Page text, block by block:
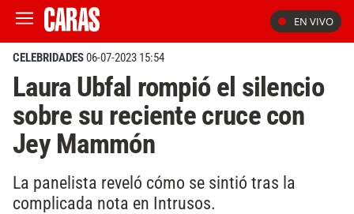
EN VIVO
CELEBRIDADES06-07-2023 15:54
Laura Ubfal rompió el silencio
sobre su reciente cruce con
Jey Mammón
La panelista reveló cómo se sintió tras la
complicada nota en Intrusos.